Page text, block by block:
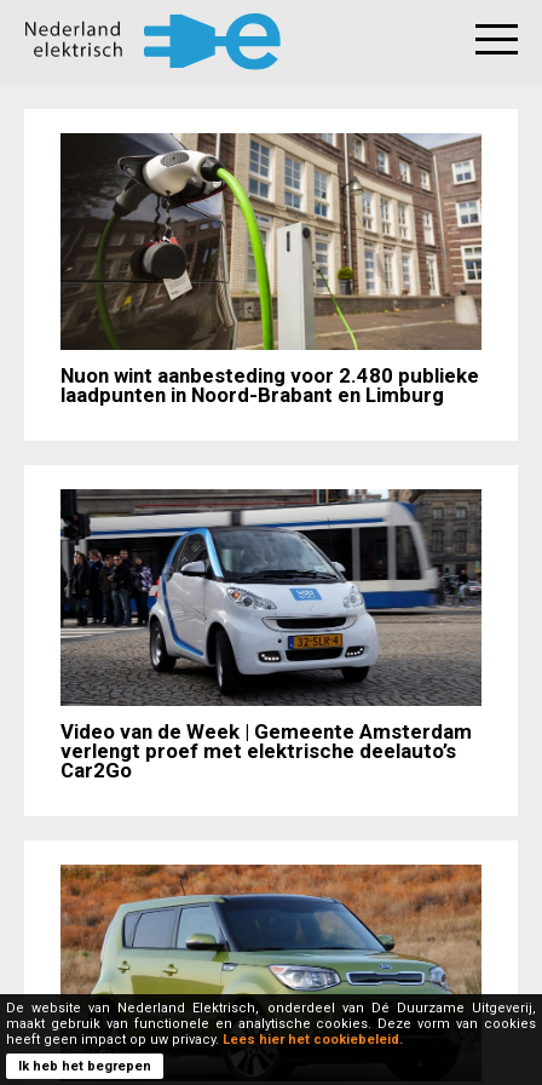
Nuon wint aanbesteding voor 2.480 publieke
laadpunten in Noord-Brabant en Limburg
Video van de Week | Gemeente Amsterdam
verlengt proef met elektrische deelauto’s
Car2Go
De website van Nederland Elektrisch, onderdeel van Dé Duurzame Uitgeverij,
maakt gebruik van functionele en analytische cookies. Deze vorm van cookies
heeft geen impact op uw privacy. Lees hier het cookiebeleid.
Ik heb het begrepen